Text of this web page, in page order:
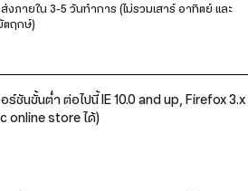
งภายใน 3-5 วันทำการ (ไม่รวมเสาร์ อาทิตย์ และ
ตฤกษ์)
ชันขั้นต่ำ ต่อไปนี้ IE 10.0 and up, Firefox
online store ได้)